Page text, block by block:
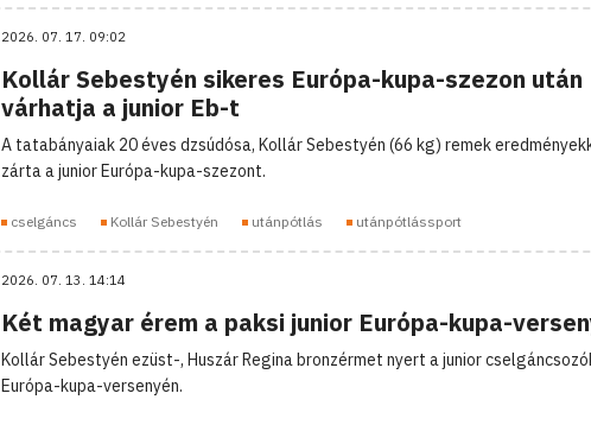
2026. 07. 17. 09:02
Kollár Sebestyén sikeres Európa-kupa-szezon után
várhatja a junior Eb-t
A tatabányaiak 20 éves dzsúdósa, Kollár Sebestyén (66 kg) remek
zárta a junior Európa-kupa-szezont.
cselgáncs Kollár Sebestyén utánpótlás utánpótlássport
2026. 07. 13. 14:14
Két magyar érem a paksi junior Európa-kupa-
Kollár Sebestyén ezüst-, Huszár Regina bronzérmet nyert a junior
Európa-kupa-versenyén.